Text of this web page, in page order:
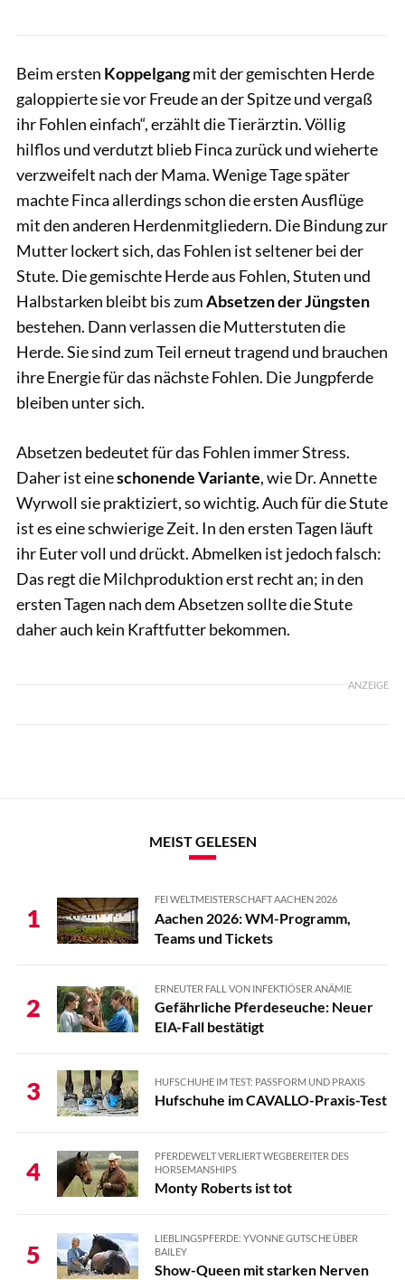
Beim ersten Koppelgangmit der gemischten Herde
galoppierte sie vor Freude an der Spitze und vergaß
ihr Fohlen einfach“, erzählt die Tierärztin. Völlig
hilflos und verdutzt blieb Finca zurück und wieherte
verzweifelt nach der Mama. Wenige Tage später
machte Finca allerdings schon die ersten Ausflüge
mit den anderen Herdenmitgliedern. Die Bindung zur
Mutter lockert sich, das Fohlen ist seltener bei der
Stute. Die gemischte Herde aus Fohlen, Stuten und
Halbstarken bleibt bis zumAbsetzen der Jüngsten
bestehen. Dann verlassen die Mutterstuten die
Herde. Sie sind zum Teil erneut tragend und brauchen
ihre Energie für das nächste Fohlen. Die Jungpferde
bleiben unter sich.
Absetzen bedeutet für das Fohlen immer Stress.
Daher ist eineschonende Variante, wie Dr. Annette
Wyrwoll sie praktiziert, so wichtig. Auch für die Stute
ist es eine schwierige Zeit. In den ersten Tagen läuft
ihr Euter voll und drückt. Abmelken ist jedoch falsch:
Das regt die Milchproduktion erst recht an; in den
ersten Tagen nach dem Absetzen sollte die Stute
daher auch kein Kraftfutter bekommen.
ANZEIGE
MEIST GELESEN
1
FEI WELTMEISTERSCHAFT AACHEN 2026
Aachen 2026: WM-Programm,
Teams und Tickets
2
ERNEUTER FALL VON INFEKTIÖSER ANÄMIE
Gefährliche Pferdeseuche: Neuer
EIA-Fall bestätigt
3 HUFSCHUHE IM TEST: PASSFORM UND PRAXIS
Hufschuhe im CAVALLO-Praxis-Test
4
PFERDEWELT VERLIERT WEGBEREITER DES
HORSEMANSHIPS
Monty Roberts ist tot
5
LIEBLINGSPFERDE: YVONNE GUTSCHE ÜBER
BAILEY
Show-Queen mit starken Nerven